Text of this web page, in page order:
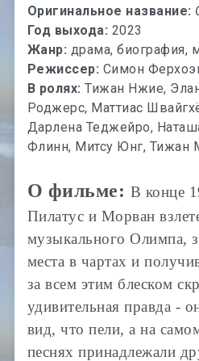
Оригинальное название:
Год выхода: 2023
Жанр: драма, биография,
Режиссер: Симон
В ролях:Тижан Нжие,
Роджерс, Маттиас
Дарлена Теджейро,
Флинн, Митсу Юнг, Тижан
О фильме: В конце
Пилатус и Морван
музыкального Олимпа,
места в чартах и
за всем этим блеском
удивительная правда -
вид, что пели, а на
песнях принадлежали